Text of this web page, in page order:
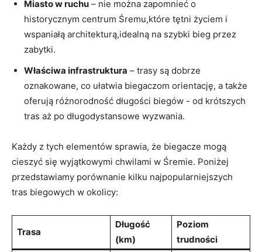
Miasto‍ w⁣ ruchu – nie‍ można ‌zapomnieć o‌
historycznym⁤ centrum Śremu,które ⁢tętni⁤ życiem ⁢i
wspaniałą architekturą,idealną na ⁣szybki bieg przez
zabytki.
Właściwa infrastruktura – ⁢trasy⁢ są dobrze⁢
oznakowane, co ułatwia⁤ biegaczom orientację, a także⁤
oferują różnorodność długości biegów ⁤- od ‌krótszych
tras aż po długodystansowe wyzwania.
Każdy​ z tych elementów sprawia, ‌że biegacze ⁢mogą
cieszyć ⁢się wyjątkowymi chwilami w Śremie. ‌Poniżej
przedstawiamy porównanie kilku najpopularniejszych
tras biegowych w‌ okolicy:
Trasa
Długość
(km)
Poziom
trudności